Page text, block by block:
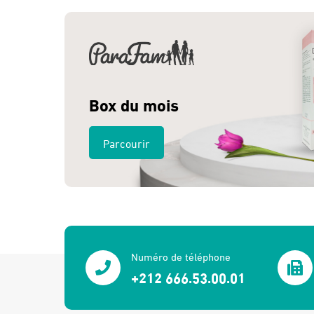
Box du mois
Parcourir
Numéro de téléphone
+212 666.53.00.01